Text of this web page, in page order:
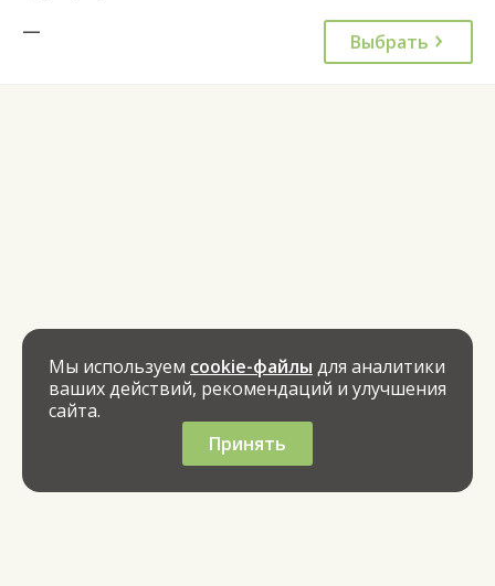
—
Выбрать
Мы используем cookie-файлы для аналитики
ваших действий, рекомендаций и улучшения
сайта.
Принять